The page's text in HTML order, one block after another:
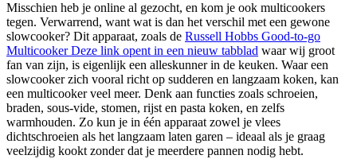
Misschien heb je online al gezocht, en kom je ook multicookers
tegen. Verwarrend, want wat is dan het verschil met een gewone
slowcooker? Dit apparaat, zoals de Russell Hobbs Good-to-go
MulticookerDeze link opent in een nieuw tabblad waar wij groot
fan van zijn, is eigenlijk een alleskunner in de keuken. Waar een
slowcooker zich vooral richt op sudderen en langzaam koken, kan
een multicooker veel meer. Denk aan functies zoals schroeien,
braden, sous-vide, stomen, rijst en pasta koken, en zelfs
warmhouden. Zo kun je in één apparaat zowel je vlees
dichtschroeien als het langzaam laten garen – ideaal als je graag
veelzijdig kookt zonder dat je meerdere pannen nodig hebt.